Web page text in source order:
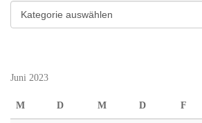
Kategorien
Juni 2023
M D M D F